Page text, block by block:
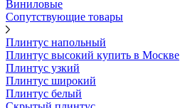
Виниловые
Сопутствующие товары
Плинтус напольный
Плинтус высокий купить в Москве
Плинтус узкий
Плинтус широкий
Плинтус белый